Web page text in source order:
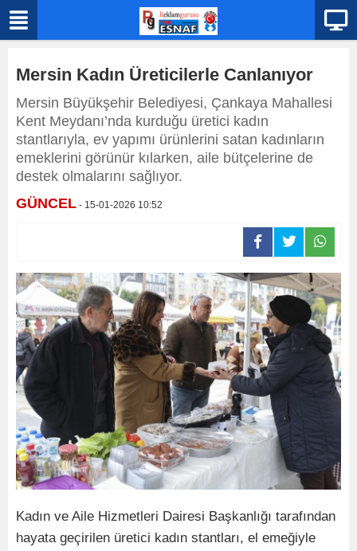
Mersin Kadın Üreticilerle Canlanıyor
Mersin Büyükşehir Belediyesi, Çankaya Mahallesi
Kent Meydanı’nda kurduğu üretici kadın
stantlarıyla, ev yapımı ürünlerini satan kadınların
emeklerini görünür kılarken, aile bütçelerine de
destek olmalarını sağlıyor.
GÜNCEL - 15-01-2026 10:52
Kadın ve Aile Hizmetleri Dairesi Başkanlığı tarafından
hayata geçirilen üretici kadın stantları, el emeğiyle